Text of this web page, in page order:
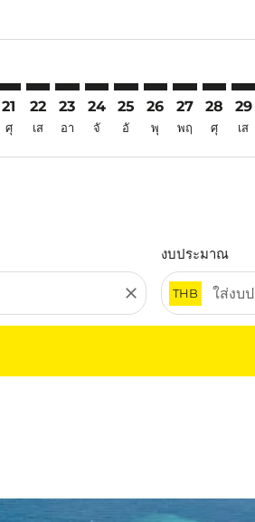
21
ศุ
22
เส
23
อา
24
จั
25
อั
26
พุ
27
พฤ
28
ศุ
29
เส
close
งบประมาณ
THB